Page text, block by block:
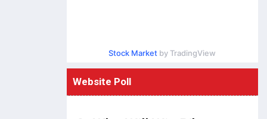
Stock Market by TradingView
Website Poll